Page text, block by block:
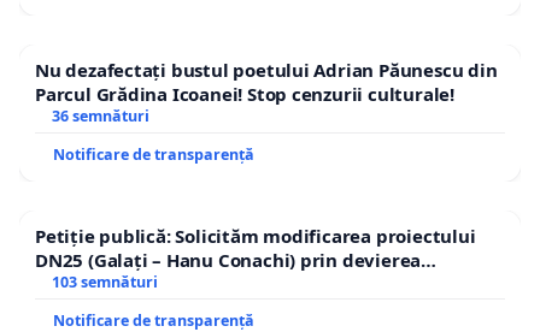
Nu dezafectați bustul poetului Adrian Păunescu din
Parcul Grădina Icoanei! Stop cenzurii culturale!
36 semnături
Notificare de transparență
Petiție publică: Solicităm modificarea proiectului
DN25 (Galați – Hanu Conachi) prin devierea
traseului în afara localităților!
103 semnături
Notificare de transparență